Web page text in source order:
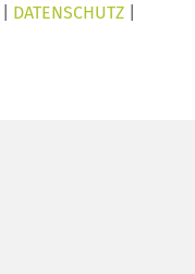
DATENSCHUTZ